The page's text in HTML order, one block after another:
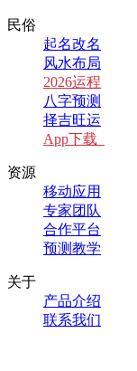
民俗
起名改名
风水布局
2026运程
八字预测
择吉旺运
App下载
资源
移动应用
专家团队
合作平台
预测教学
关于
产品介绍
联系我们